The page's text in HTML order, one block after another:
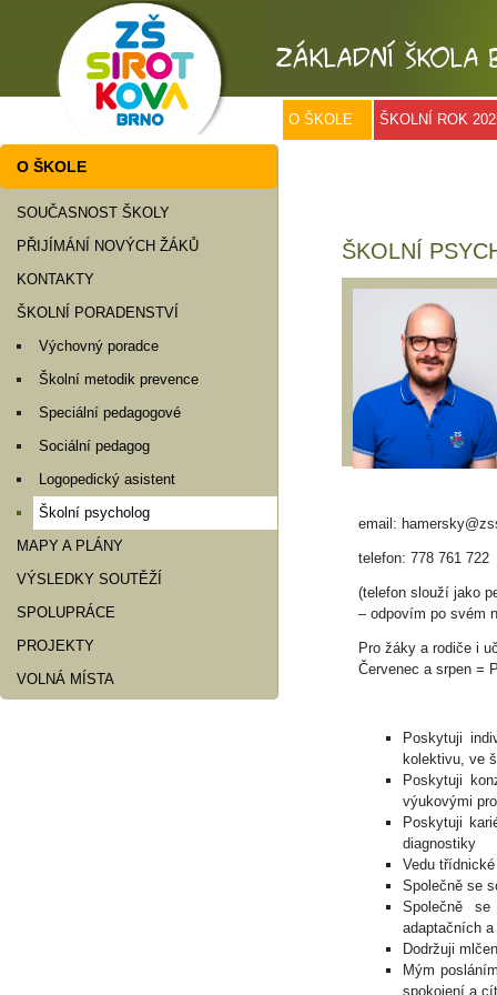
O ŠKOLE ŠKOLNÍ ROK
O ŠKOLE
SOUČASNOST ŠKOLY
PŘIJÍMÁNÍ NOVÝCH ŽÁKŮ
KONTAKTY
ŠKOLNÍ PORADENSTVÍ
Výchovný poradce
Školní metodik prevence
Speciální pedagogové
Sociální pedagog
Logopedický asistent
Školní psycholog
MAPY A PLÁNY
VÝSLEDKY SOUTĚŽÍ
SPOLUPRÁCE
PROJEKTY
VOLNÁ MÍSTA
ŠKOLNÍ
email:
telefon: 778 761 722
(telefon slouží jako
– odpovím po svém
Pro žáky a rodiče i
Červenec a srpen =
Poskytuji
kolektivu, ve
Poskytuji
výukovými
Poskytuji
diagnostiky
Vedu
Společně se
Společně
adaptačních
Dodržuji
Mým
spokojení a